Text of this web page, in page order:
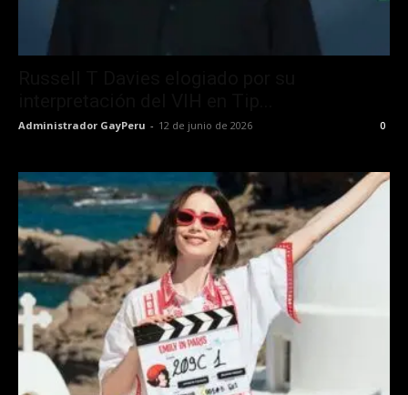
Administrador GayPeru - 12 de junio de 2026 0